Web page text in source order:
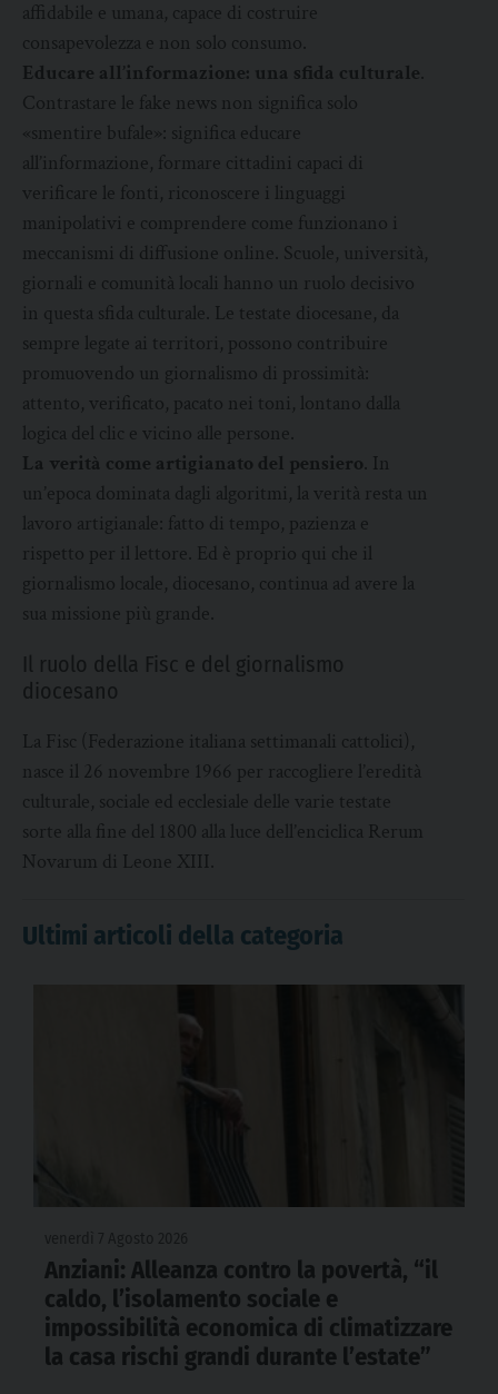
affidabile e umana, capace di costruire
consapevolezza e non solo consumo.
Educare all’informazione: una sfida culturale
Contrastare le fake news non significa solo
«smentire bufale»: significa educare
all’informazione, formare cittadini capaci di
verificare le fonti, riconoscere i linguaggi
manipolativi e comprendere come funzionano i
meccanismi di diffusione online. Scuole, università,
giornali e comunità locali hanno un ruolo decisivo
in questa sfida culturale. Le testate diocesane, da
sempre legate ai territori, possono contribuire
promuovendo un giornalismo di prossimità:
attento, verificato, pacato nei toni, lontano dalla
logica del clic e vicino alle persone.
La verità come artigianato del pensiero . In
un’epoca dominata dagli algoritmi, la verità resta un
lavoro artigianale: fatto di tempo, pazienza e
rispetto per il lettore. Ed è proprio qui che il
giornalismo locale, diocesano, continua ad avere la
sua missione più grande.
Il ruolo della Fisc e del giornalismo
diocesano
La Fisc (Federazione italiana settimanali cattolici),
nasce il 26 novembre 1966 per raccogliere l’eredità
culturale, sociale ed ecclesiale delle varie testate
sorte alla fine del 1800 alla luce dell’enciclica Rerum
Novarum di Leone XIII.
Ultimi articoli della categoria
Anziani: Alleanza contro la povertà, “il
caldo, l’isolamento sociale e
impossibilità economica di climatizzare
la casa rischi grandi durante l’estate”